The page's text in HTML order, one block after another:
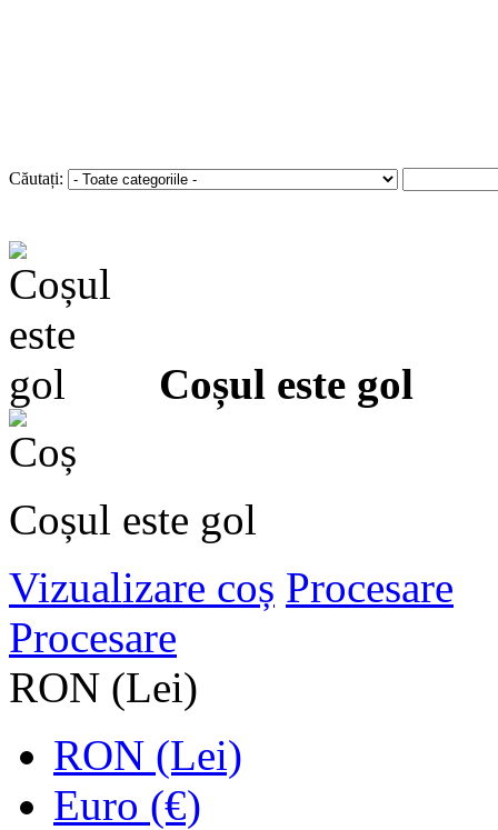
Căutați:
Coșul este gol
Coșul este gol
Vizualizare coș Procesare
Procesare
RON (Lei)
RON (Lei)
Euro (€)